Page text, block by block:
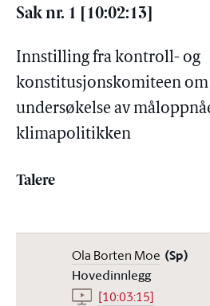
Sak nr. 1 [10:02:13]
Innstilling fra kontroll- og
konstitusjonskomiteen om
undersøkelse av
klimapolitikken
Talere
Ola Borten Moe (Sp)
[10:03:15]
Hovedinnlegg